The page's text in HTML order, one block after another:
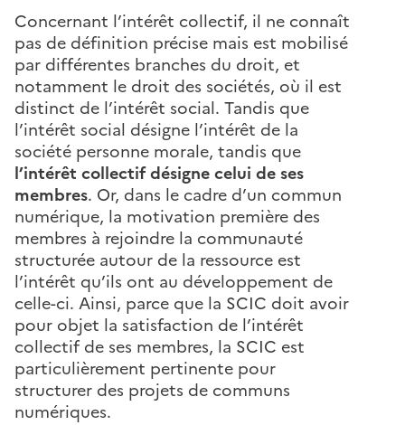
Concernant l’intérêt collectif, il ne connaît
pas de définition précise mais est mobilisé
par différentes branches du droit, et
notamment le droit des sociétés, où il est
distinct de l’intérêt social. Tandis que
l’intérêt social désigne l’intérêt de la
société personne morale, tandis que
l’intérêt collectif désigne celui de ses
membres. Or, dans le cadre d’un commun
numérique, la motivation première des
membres à rejoindre la communauté
structurée autour de la ressource est
l’intérêt qu’ils ont au développement de
celle-ci. Ainsi, parce que la SCIC doit avoir
pour objet la satisfaction de l’intérêt
collectif de ses membres, la SCIC est
particulièrement pertinente pour
structurer des projets de communs
numériques.